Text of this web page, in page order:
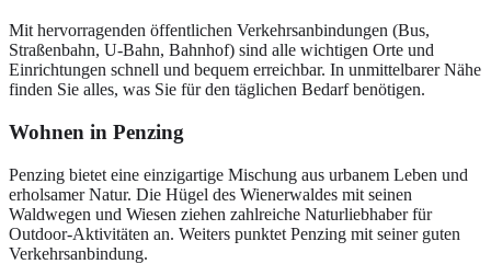
Mit hervorragenden öffentlichen Verkehrsanbindungen (Bus,
Straßenbahn, U-Bahn, Bahnhof) sind alle wichtigen Orte und
Einrichtungen schnell und bequem erreichbar. In unmittelbarer Nähe
finden Sie alles, was Sie für den täglichen Bedarf benötigen.
Wohnen in Penzing
Penzing bietet eine einzigartige Mischung aus urbanem Leben und
erholsamer Natur. Die Hügel des Wienerwaldes mit seinen
Waldwegen und Wiesen ziehen zahlreiche Naturliebhaber für
Outdoor-Aktivitäten an. Weiters punktet Penzing mit seiner guten
Verkehrsanbindung.